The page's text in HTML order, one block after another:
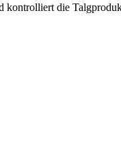
kontrolliert die